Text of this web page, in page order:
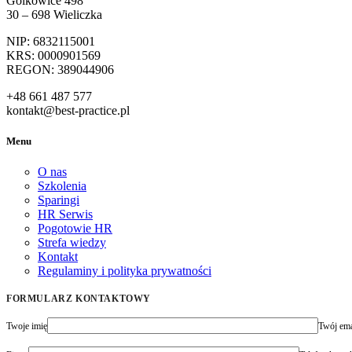
30 – 698 Wieliczka
NIP: 6832115001
KRS: 0000901569
REGON: 389044906
+48 661 487 577
kontakt@best-practice.pl
Menu
O nas
Szkolenia
Sparingi
HR Serwis
Pogotowie HR
Strefa wiedzy
Kontakt
Regulaminy i polityka prywatności
FORMULARZ KONTAKTOWY
Twoje imię Twój